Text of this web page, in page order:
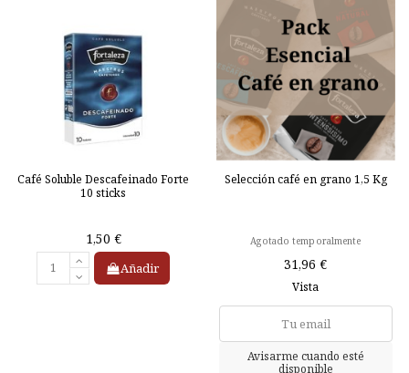
Café Soluble Descafeinado Forte
10 sticks
1,50 €
Añadir
Selección café en grano 1,5 Kg
Agotado temporalmente
31,96 €
Vista